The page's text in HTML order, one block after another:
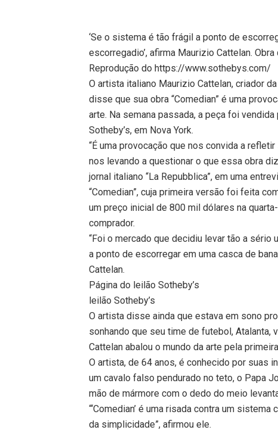
‘Se o sistema é tão frágil a ponto de
escorregadio’, afirma Maurizio Cattelan. Obra
Reprodução do https://www.sothebys.com/
O artista italiano Maurizio Cattelan, criador
disse que sua obra “Comedian” é uma
arte. Na semana passada, a peça foi
Sotheby’s, em Nova York.
“É uma provocação que nos convida a
nos levando a questionar o que essa obra
jornal italiano “La Repubblica”, em uma
“Comedian”, cuja primeira versão foi feita
um preço inicial de 800 mil dólares na
comprador.
“Foi o mercado que decidiu levar tão a sério
a ponto de escorregar em uma casca de
Cattelan.
Página do leilão Sotheby’s
leilão Sotheby’s
O artista disse ainda que estava em sono
sonhando que seu time de futebol, Atalanta,
Cattelan abalou o mundo da arte pela
O artista, de 64 anos, é conhecido por suas
um cavalo falso pendurado no teto, o Papa
mão de mármore com o dedo do meio
“‘Comedian’ é uma risada contra um
da simplicidade”, afirmou ele.